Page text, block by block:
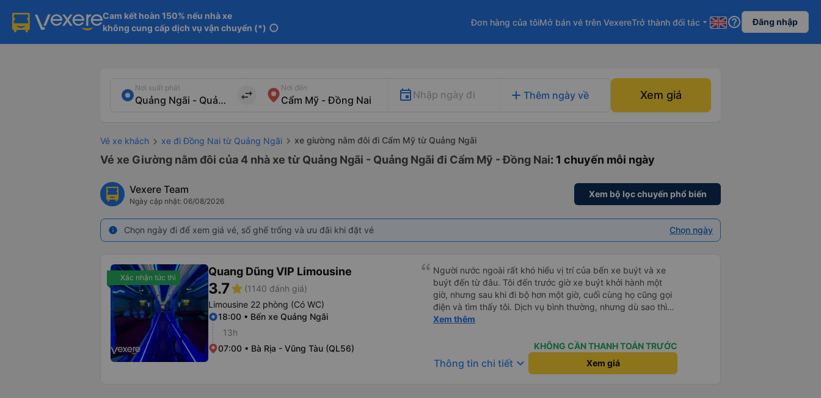
Cam kết hoàn 150% nếu nhà xe
không cung cấp dịch vụ vận chuyển (*) info
Đơn hàng của tôiMở bán vé trên VexereTrở thành đối tác arrow_drop_down help_outline Đăng nhập
Nơi xuất phát
import_export
Nơi đến
Nhập ngày đi add Thêm ngày về Xem giá
Vé xe khách xe đi Đồng Nai từ Quảng Ngãi xe giường nằm đôi đi Cẩm Mỹ từ Quảng Ngãi
Vé xe Giường nằm đôi của 4 nhà xe từ Quảng Ngãi - Quảng Ngãi đi Cẩm Mỹ - Đồng Nai: 1 chuyến mỗi ngày
Vexere Team
Ngày cập nhật: 06/08/2026
Xem bộ lọc chuyến phổ biến
info Chọn ngày đi để xem giá vé, số ghế trống và ưu đãi khi đặt vé Chọn ngày
Xác nhận tức thì Quang Dũng VIP Limousine
3.7star (1140 đánh giá)
Limousine 22 phòng (Có WC)
18:00 • Bến xe Quảng Ngãi
13h
07:00 • Bà Rịa - Vũng Tàu (QL56)
Người nước ngoài rất khó hiểu vị trí của bến xe buýt và xe
buýt đến từ đâu. Tôi đến trước giờ xe buýt khởi hành một
giờ, nhưng sau khi đi bộ hơn một giờ, cuối cùng họ cũng gọi
điện và tìm thấy tôi. Dịch vụ bình thường, nhưng dù sao thì
tôi ngủ ngon hơn ở khách sạn vì tôi rất thoải mái. Sẽ tuyệt
cho điểm tối đa. Cảm ơn bạn rất nhiều.
Xem thêm
KHÔNG CẦN THANH TOÁN TRƯỚC
Thông tin chi tiết keyboard_arrow_down Xem giá